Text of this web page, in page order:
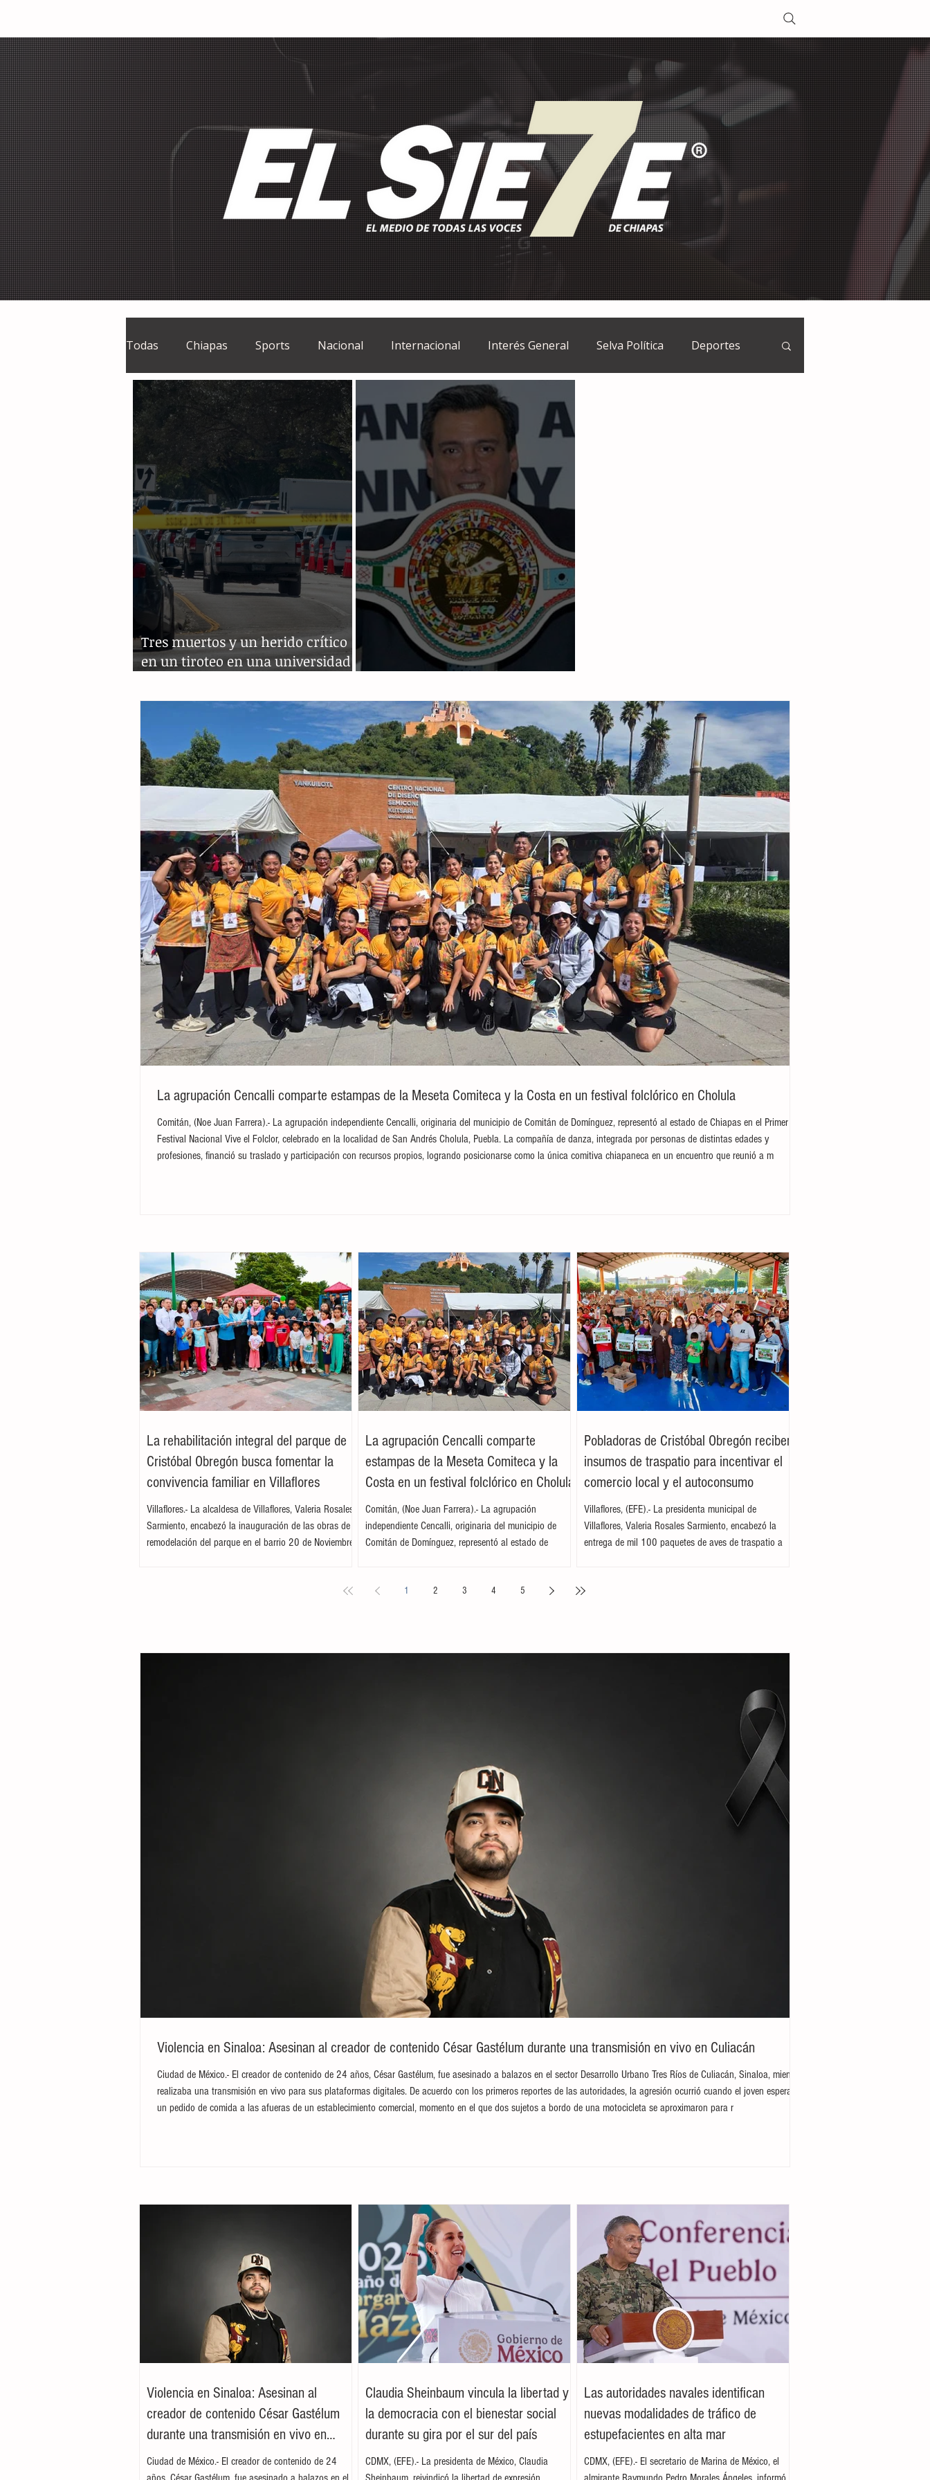
Todas Chiapas Sports Nacional Internacional Interés General Selva Política Deportes
El Sie7e Temas Centrales Estilo de vida Israel bano Tragedia
Grupo Financiero Continental
Tres muertos y un herido crítico
en un tiroteo en una universidad
La agrupación Cencalli comparte estampas de la Meseta Comiteca y la Costa en un festival folclórico en Cholula
Comitán, (Noe Juan Farrera).- La agrupación independiente Cencalli, originaria del municipio de Comitán de Domínguez, representó al estado de Chiapas en el Primer
Festival Nacional Vive el Folclor, celebrado en la localidad de San Andrés Cholula, Puebla. La compañía de danza, integrada por personas de distintas edades y
profesiones, financió su traslado y participación con recursos propios, logrando posicionarse como la única comitiva chiapaneca en un encuentro que reunió a m
La rehabilitación integral del parque de
Cristóbal Obregón busca fomentar la
convivencia familiar en Villaflores
Villaflores.- La alcaldesa de Villaflores, Valeria Rosales
Sarmiento, encabezó la inauguración de las obras de
remodelación del parque en el barrio 20 de Noviembre,
Sarmiento Tovilla, así como por autoridades locales y
La agrupación Cencalli comparte
estampas de la Meseta Comiteca y la
Costa en un festival folclórico en Cholula
Comitán, (Noe Juan Farrera).- La agrupación
independiente Cencalli, originaria del municipio de
Comitán de Domínguez, representó al estado de
Puebla. La compañía de danza, integrada por personas
Pobladoras de Cristóbal Obregón reciben
insumos de traspatio para incentivar el
comercio local y el autoconsumo
Villaflores, (EFE).- La presidenta municipal de
Villaflores, Valeria Rosales Sarmiento, encabezó la
entrega de mil 100 paquetes de aves de traspatio a
Tovilla, la alcaldesa destacó que el esquema busca
1 2 3 4 5
Violencia en Sinaloa: Asesinan al creador de contenido César Gastélum durante una transmisión en vivo en Culiacán
Ciudad de México.- El creador de contenido de 24 años, César Gastélum, fue asesinado a balazos en el sector Desarrollo Urbano Tres Ríos de Culiacán, Sinaloa, mientras
realizaba una transmisión en vivo para sus plataformas digitales. De acuerdo con los primeros reportes de las autoridades, la agresión ocurrió cuando el joven esperaba
un pedido de comida a las afueras de un establecimiento comercial, momento en el que dos sujetos a bordo de una motocicleta se aproximaron para r
Violencia en Sinaloa: Asesinan al
creador de contenido César Gastélum
durante una transmisión en vivo en
Culiacán
Ciudad de México.- El creador de contenido de 24
Claudia Sheinbaum vincula la libertad y
la democracia con el bienestar social
durante su gira por el sur del país
CDMX, (EFE).- La presidenta de México, Claudia
Las autoridades navales identifican
nuevas modalidades de tráfico de
estupefacientes en alta mar
CDMX, (EFE).- El secretario de Marina de México, el